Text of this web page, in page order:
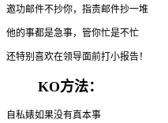
邀功邮件不抄你，指责邮件抄一堆
他的事都是急事，管你忙是不忙
还特别喜欢在领导面前打小报告！
KO方法：
自私婊如果没有真本事